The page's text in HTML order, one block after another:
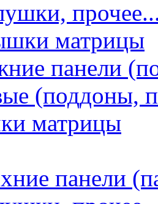
матрицы
панели
(поддоны,
матрицы
панели